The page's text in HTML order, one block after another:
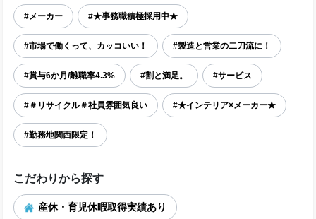
#メーカー #★事務職積極採用中★
#市場で働くって、カッコいい！ #製造と営業の二刀流に！
#賞与6か月/離職率4.3% #割と満足。 #サービス
#＃リサイクル＃社員雰囲気良い #★インテリア×メーカー★
#勤務地関西限定！
こだわりから探す
産休・育児休暇取得実績あり